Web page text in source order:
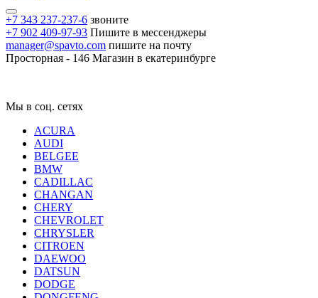
+7 343 237-237-6 звоните
+7 902 409-97-93 Пишите в мессенджеры
manager@spavto.com пишите на почту
Просторная - 146 Магазин в екатеринбурге
Мы в соц. сетях
ACURA
AUDI
BELGEE
BMW
CADILLAC
CHANGAN
CHERY
CHEVROLET
CHRYSLER
CITROEN
DAEWOO
DATSUN
DODGE